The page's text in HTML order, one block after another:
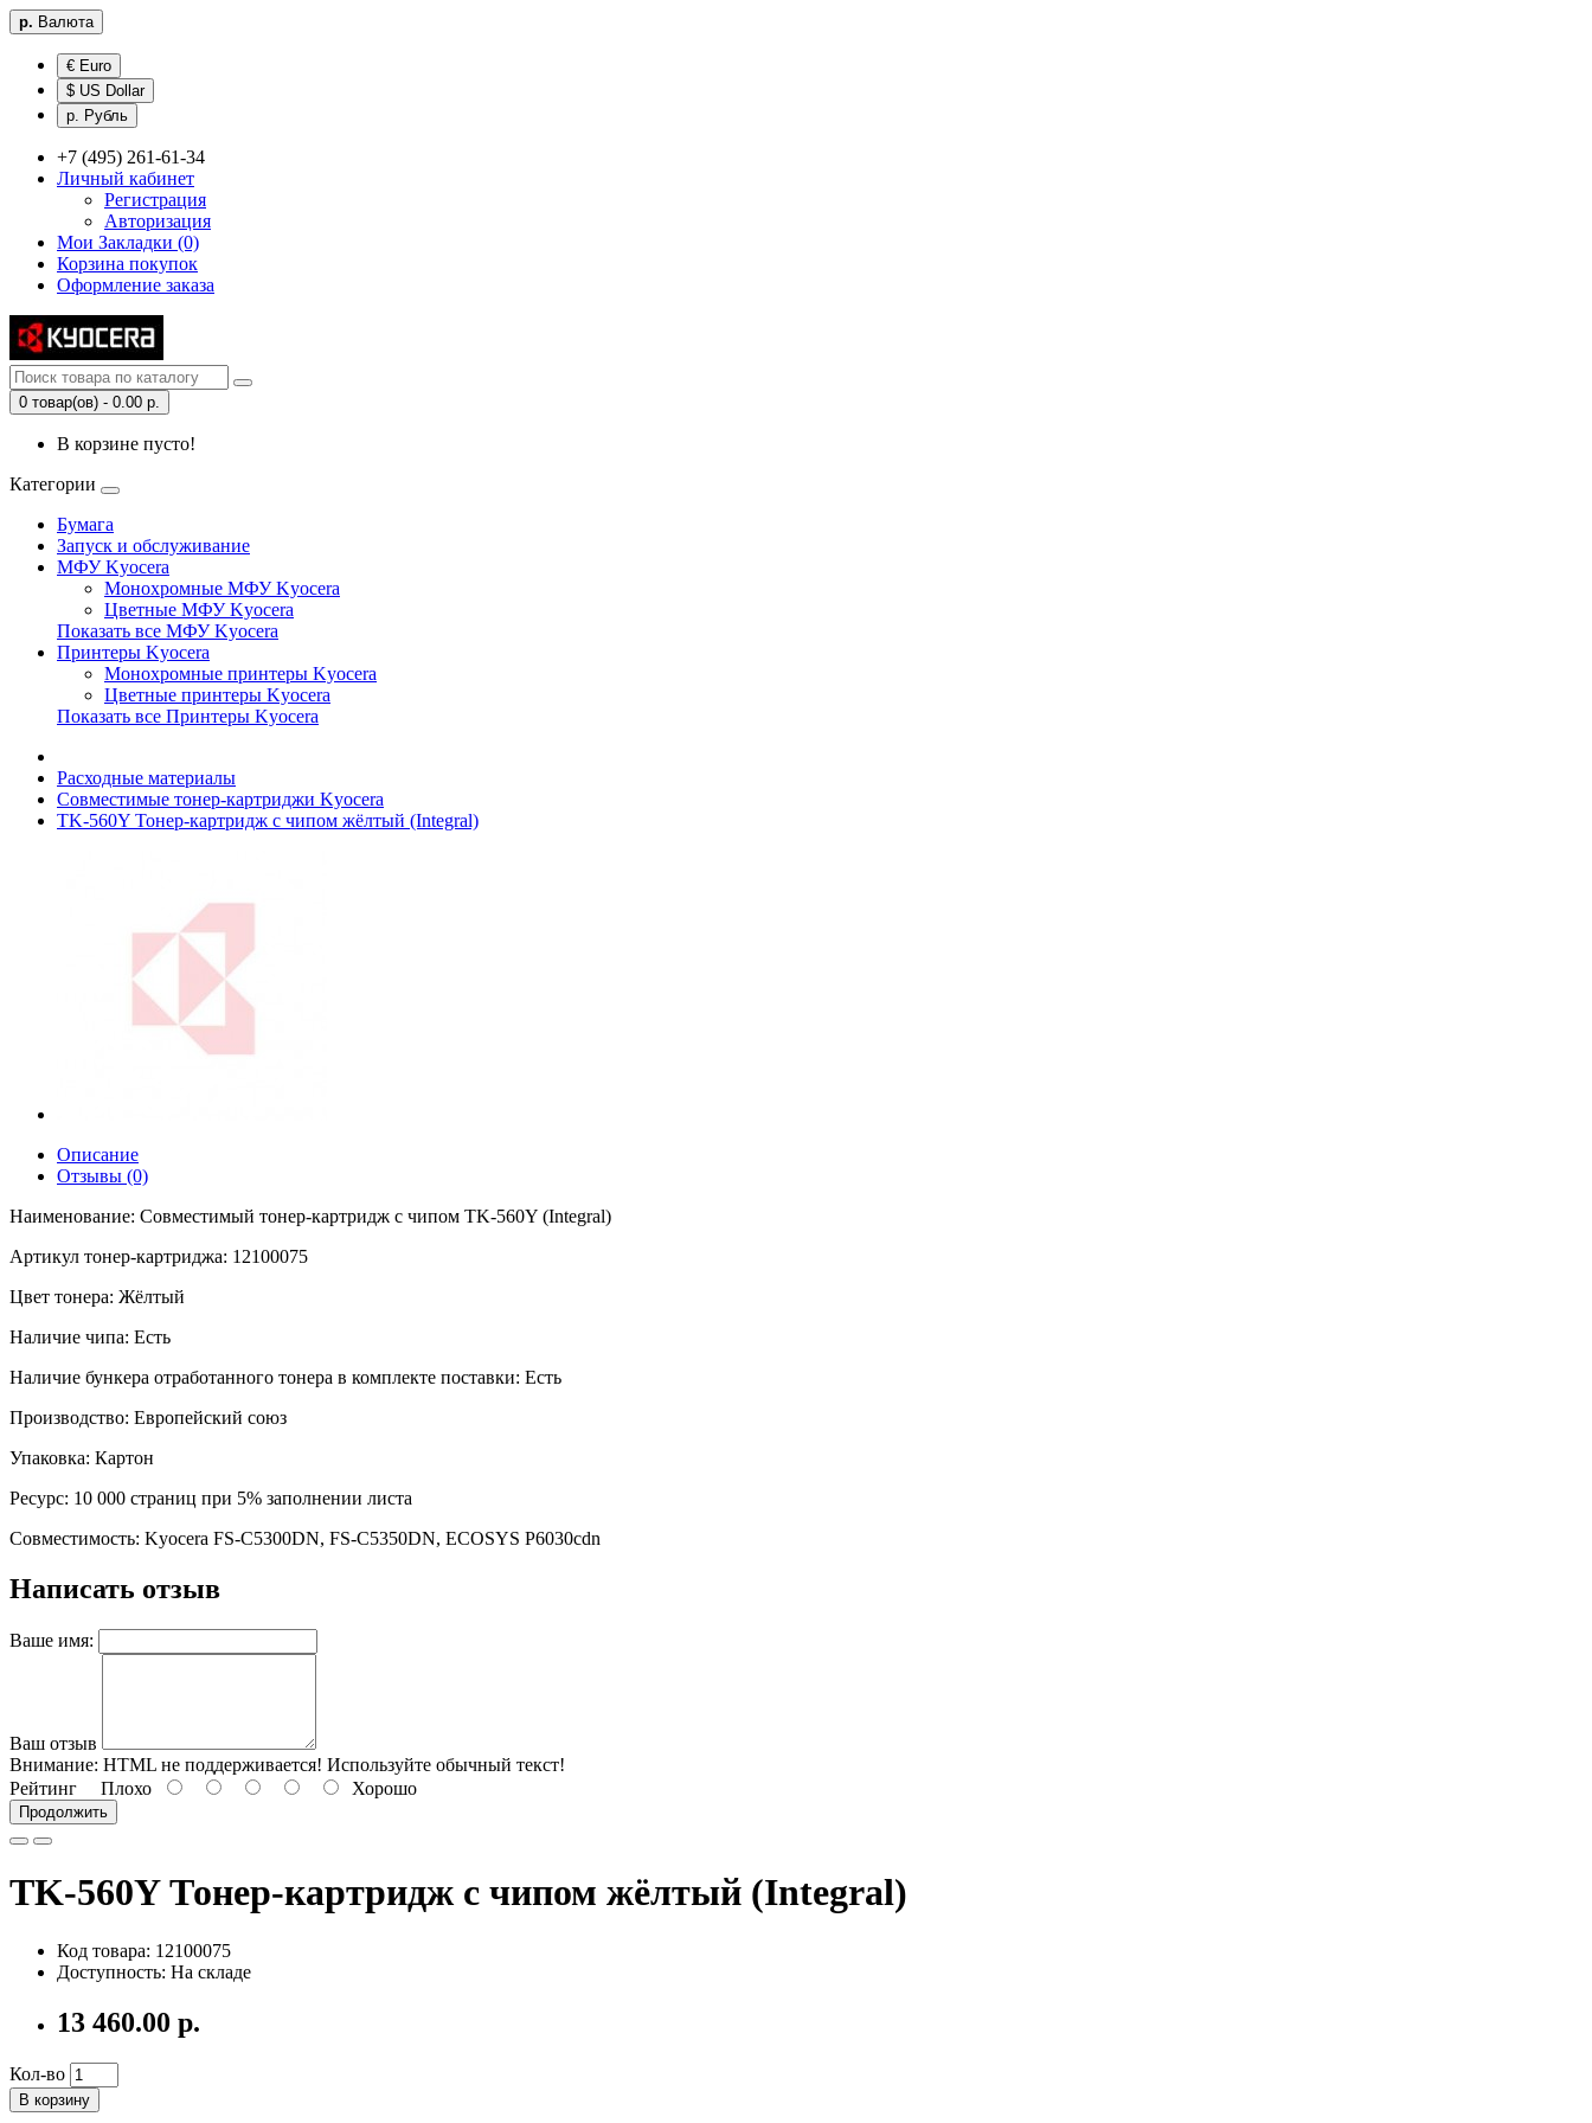
р. Валюта
€ Euro
$ US Dollar
р. Рубль
+7 (495) 261-61-34
Личный кабинет
Регистрация
Авторизация
Мои Закладки (0)
Корзина покупок
Оформление заказа
0 товар(ов) - 0.00 р.
В корзине пусто!
Категории
Бумага
Запуск и обслуживание
МФУ Kyocera
Монохромные МФУ Kyocera
Цветные МФУ Kyocera
Показать все МФУ Kyocera
Принтеры Kyocera
Монохромные принтеры Kyocera
Цветные принтеры Kyocera
Показать все Принтеры Kyocera
Расходные материалы
Совместимые тонер-картриджи Kyocera
TK-560Y Тонер-картридж с чипом жёлтый (Integral)
Описание
Отзывы (0)
Наименование: Совместимый тонер-картридж с чипом TK-560Y (Integral)
Артикул тонер-картриджа: 12100075
Цвет тонера: Жёлтый
Наличие чипа: Есть
Наличие бункера отработанного тонера в комплекте поставки: Есть
Производство: Европейский союз
Упаковка: Картон
Ресурс: 10 000 страниц при 5% заполнении листа
Совместимость: Kyocera FS-C5300DN, FS-C5350DN, ECOSYS P6030cdn
Написать отзыв
Ваше имя:
Ваш отзыв
Внимание: HTML не поддерживается! Используйте обычный текст!
Рейтинг Плохо Хорошо
Продолжить
TK-560Y Тонер-картридж с чипом жёлтый (Integral)
Код товара: 12100075
Доступность: На складе
13 460.00 р.
Кол-во
В корзину